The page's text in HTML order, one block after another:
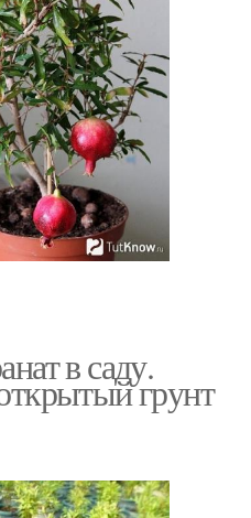
в саду.
грунт